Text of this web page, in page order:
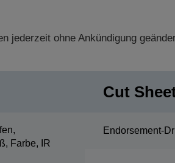
jederzeit ohne Ankündigung
Farbe, IR
Cut
Endorsement-